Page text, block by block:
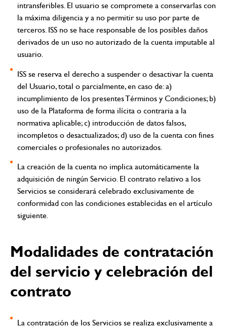
intransferibles. El usuario se compromete a conservarlas con
la máxima diligencia y a no permitir su uso por parte de
terceros. ISS no se hace responsable de los posibles daños
derivados de un uso no autorizado de la cuenta imputable al
usuario.
ISS se reserva el derecho a suspender o desactivar la cuenta
del Usuario, total o parcialmente, en caso de: a)
incumplimiento de los presentes Términos y Condiciones; b)
uso de la Plataforma de forma ilícita o contraria a la
normativa aplicable; c) introducción de datos falsos,
incompletos o desactualizados; d) uso de la cuenta con fines
comerciales o profesionales no autorizados.
La creación de la cuenta no implica automáticamente la
adquisición de ningún Servicio. El contrato relativo a los
Servicios se considerará celebrado exclusivamente de
conformidad con las condiciones establecidas en el artículo
siguiente.
Modalidades de contratación
del servicio y celebración del
contrato
La contratación de los Servicios se realiza exclusivamente a